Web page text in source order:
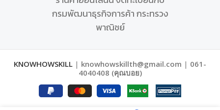
กรมพัฒนาธุรกิจการค้า กระทรวง
พาณิชย์
KNOWHOWSKILL | knowhowskillth@gmail.com | 061-
4040408 (คุณบอย)